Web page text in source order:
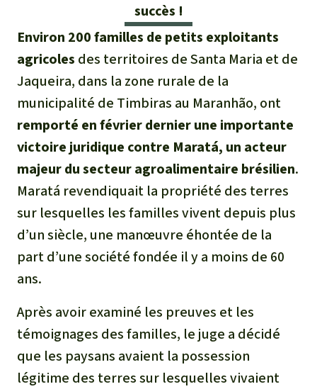
L’aluminium
L'élevage industriel
L'or
L'accaparement des terres
Le braconnage
Le ciment et le béton
Les routes
Médias
Communiqués
Dans la presse
Indonesia
succès !
Environ 200 familles de petits exploitants
agricoles des territoires de Santa Maria et de
Jaqueira, dans la zone rurale de la
municipalité de Timbiras au Maranhão, ont
remporté en février dernier une importante
victoire juridique contre Maratá, un acteur
majeur du secteur agroalimentaire brésilien.
Maratá revendiquait la propriété des terres
sur lesquelles les familles vivent depuis plus
d’un siècle, une manœuvre éhontée de la
part d’une société fondée il y a moins de 60
ans.
Après avoir examiné les preuves et les
témoignages des familles, le juge a décidé
que les paysans avaient la possession
légitime des terres sur lesquelles vivaient